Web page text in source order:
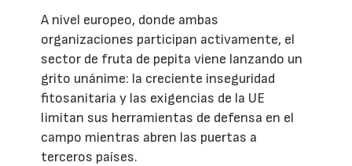
A nivel europeo, donde ambas
organizaciones participan activamente, el
sector de fruta de pepita viene lanzando un
grito unánime: la creciente inseguridad
fitosanitaria y las exigencias de la UE
limitan sus herramientas de defensa en el
campo mientras abren las puertas a
terceros países.